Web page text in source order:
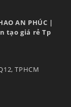
AN PHÚC |
tạo giá rẻ Tp
TPHCM